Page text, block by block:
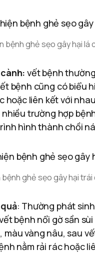
bệnh ghẻ sẹo gây hại lá
vết bệnh
bệnh cũng có biểu
hoặc liên kết với
trường hợp
hình thành chồi
bệnh ghẻ sẹo gây hại trái
: Thường phát
bệnh nổi gờ sần
màu vàng nâu, sau
nằm rải rác hoặc